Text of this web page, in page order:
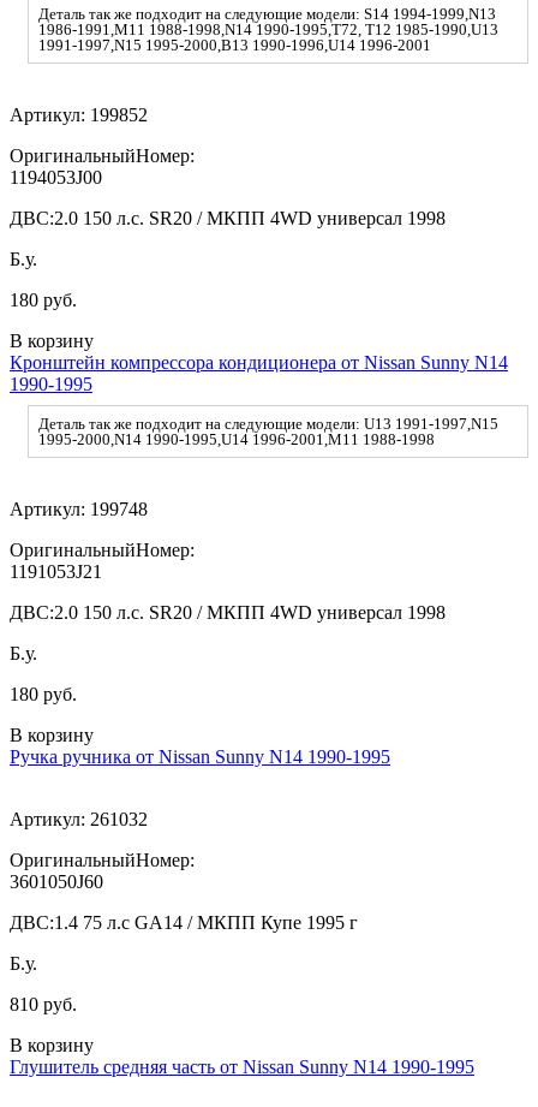
Деталь так же подходит на следующие модели: S14 1994-1999,N13
1986-1991,M11 1988-1998,N14 1990-1995,T72, T12 1985-1990,U13
1991-1997,N15 1995-2000,B13 1990-1996,U14 1996-2001
Артикул: 199852
ОригинальныйНомер:
1194053J00
ДВС:2.0 150 л.с. SR20 / МКПП 4WD универсал 1998
Б.у.
180 руб.
В корзину
Кронштейн компрессора кондиционера от Nissan Sunny N14
1990-1995
Деталь так же подходит на следующие модели: U13 1991-1997,N15
1995-2000,N14 1990-1995,U14 1996-2001,M11 1988-1998
Артикул: 199748
ОригинальныйНомер:
1191053J21
ДВС:2.0 150 л.с. SR20 / МКПП 4WD универсал 1998
Б.у.
180 руб.
В корзину
Ручка ручника от Nissan Sunny N14 1990-1995
Артикул: 261032
ОригинальныйНомер:
3601050J60
ДВС:1.4 75 л.с GA14 / МКПП Купе 1995 г
Б.у.
810 руб.
В корзину
Глушитель средняя часть от Nissan Sunny N14 1990-1995